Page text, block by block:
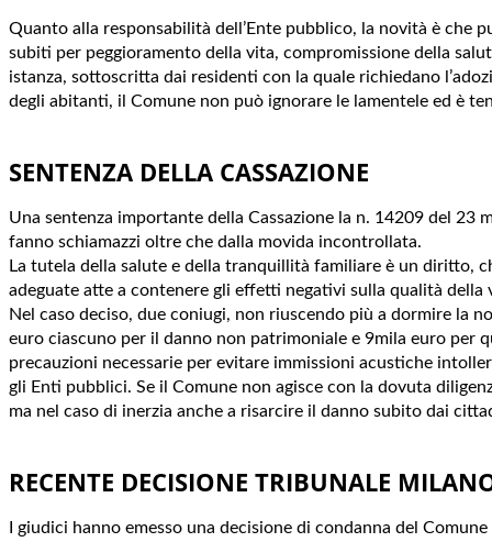
Quanto alla responsabilità dell’Ente pubblico, la novità è che
subiti per peggioramento della vita, compromissione della
istanza, sottoscritta dai residenti con la quale richiedano
degli abitanti, il Comune non può ignorare le lamentele ed è
SENTENZA DELLA CASSAZIONE
Una sentenza importante della Cassazione la n. 14209 del
fanno schiamazzi oltre che dalla movida incontrollata.
La tutela della salute e della tranquillità familiare è un diritto,
adeguate atte a contenere gli effetti negativi sulla qualità
Nel caso deciso, due coniugi, non riuscendo più a dormire la
euro ciascuno per il danno non patrimoniale e 9mila euro per
precauzioni necessarie per evitare immissioni acustiche
gli Enti pubblici. Se il Comune non agisce con la dovuta
ma nel caso di inerzia anche a risarcire il danno subito dai
RECENTE DECISIONE TRIBUNALE
I giudici hanno emesso una decisione di condanna del